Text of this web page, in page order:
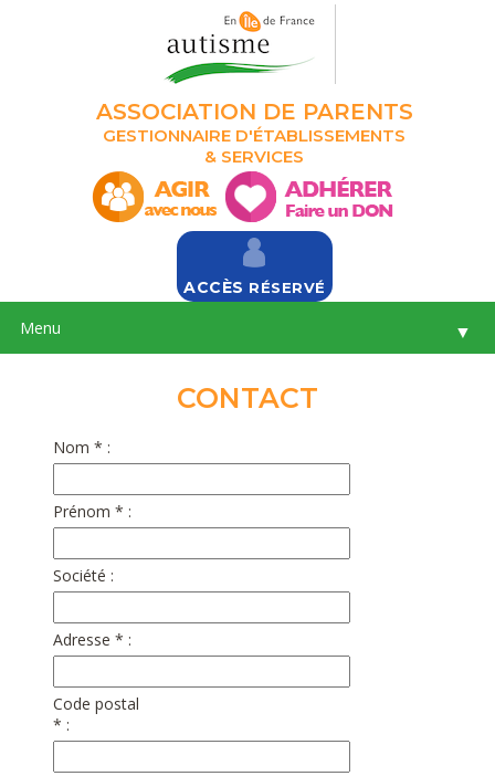
ASSOCIATION DE PARENTS
GESTIONNAIRE D'ÉTABLISSEMENTS
& SERVICES
ACCÈS RÉSERVÉ
Menu ▼
CONTACT
Nom * :
Prénom * :
Société :
Adresse * :
Code postal
* :